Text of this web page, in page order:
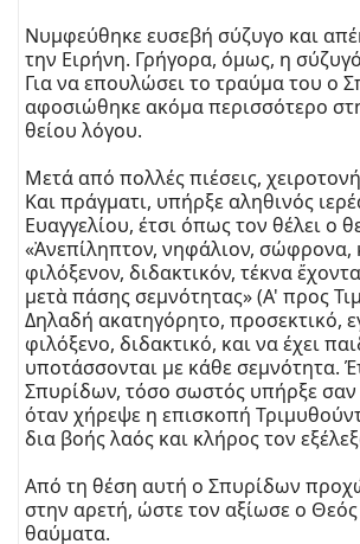
Νυμφεύθηκε ευσεβή σύζυγο και
την Ειρήνη. Γρήγορα, όμως, η
Για να επουλώσει το τραύμα του ο
αφοσιώθηκε ακόμα περισσότερο
θείου λόγου.
Μετά από πολλές πιέσεις,
Και πράγματι, υπήρξε αληθινός
Ευαγγελίου, έτσι όπως τον θέλει ο
«Ἀνεπίληπτον, νηφάλιον, σώφρονα,
φιλόξενον, διδακτικόν, τέκνα
μετὰ πάσης σεμνότητας» (Α' προς
Δηλαδή ακατηγόρητο, προσεκτικό,
φιλόξενο, διδακτικό, και να έχει
υποτάσσονται με κάθε σεμνότητα.
Σπυρίδων, τόσο σωστός υπήρξε σαν
όταν χήρεψε η επισκοπή
δια βοής λαός και κλήρος τον
Από τη θέση αυτή ο Σπυρίδων
στην αρετή, ώστε τον αξίωσε ο
θαύματα.